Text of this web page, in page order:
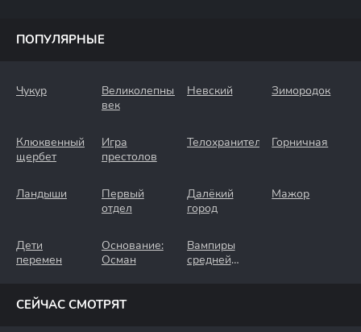
ПОПУЛЯРНЫЕ
Чукур
Великолепный
век
Невский Зимородок
Клюквенный
щербет
Игра
престолов
Телохранители Горничная
Ландыши
Первый
отдел
Далёкий
город
Мажор
Дети
перемен
Основание:
Осман
Вампиры
средней
СЕЙЧАС СМОТРЯТ